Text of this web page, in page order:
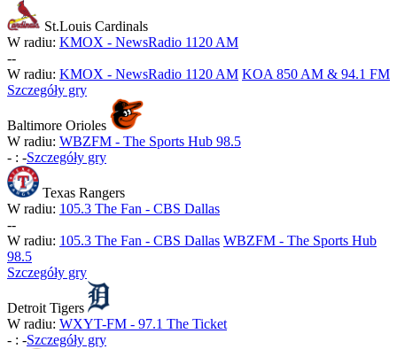
St.Louis Cardinals
W radiu: KMOX - NewsRadio 1120 AM
--
W radiu: KMOX - NewsRadio 1120 AM KOA 850 AM & 94.1 FM
Szczegóły gry
Baltimore Orioles
W radiu: WBZFM - The Sports Hub 98.5
- : -Szczegóły gry
Texas Rangers
W radiu: 105.3 The Fan - CBS Dallas
--
W radiu: 105.3 The Fan - CBS Dallas WBZFM - The Sports Hub
98.5
Szczegóły gry
Detroit Tigers
W radiu: WXYT-FM - 97.1 The Ticket
- : -Szczegóły gry